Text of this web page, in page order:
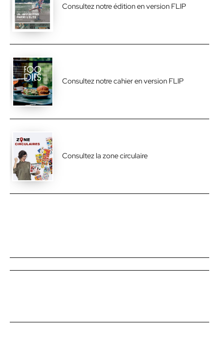
Consultez notre édition en version FLIP
Consultez notre cahier en version FLIP
Consultez la zone circulaire